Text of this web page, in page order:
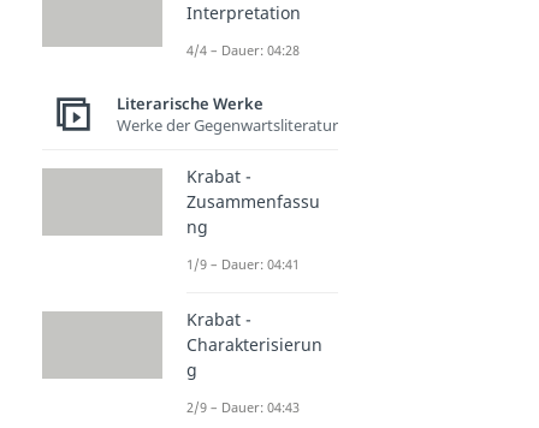
Interpretation
4/4 – Dauer: 04:28
Literarische Werke
Werke der Gegenwartsliteratur
Krabat -
Zusammenfassu
ng
1/9 – Dauer: 04:41
Krabat -
Charakterisierun
g
2/9 – Dauer: 04:43